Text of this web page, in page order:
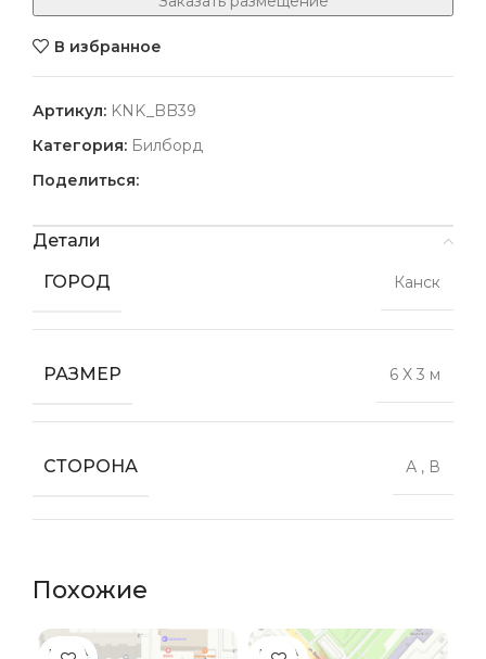
В избранное
Артикул: KNK_BB39
Категория: Билборд
Поделиться:
Детали
ГОРОД
Канск
РАЗМЕР 6 X 3 м
СТОРОНА А , В
Похожие
ПРОДА
ПРОДА